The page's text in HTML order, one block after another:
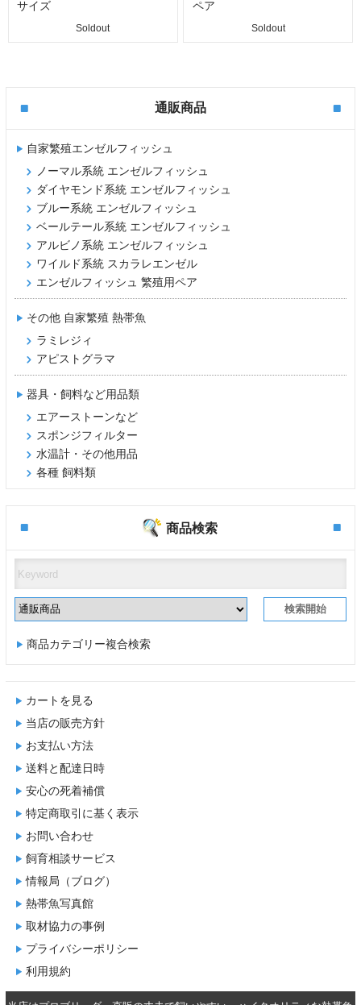
サイズ
Soldout
ペア
Soldout
通販商品
自家繁殖エンゼルフィッシュ
ノーマル系統 エンゼルフィッシュ
ダイヤモンド系統 エンゼルフィッシュ
ブルー系統 エンゼルフィッシュ
ベールテール系統 エンゼルフィッシュ
アルビノ系統 エンゼルフィッシュ
ワイルド系統 スカラレエンゼル
エンゼルフィッシュ 繁殖用ペア
その他 自家繁殖 熱帯魚
ラミレジィ
アピストグラマ
器具・飼料など用品類
エアーストーンなど
スポンジフィルター
水温計・その他用品
各種 飼料類
商品検索
商品カテゴリー複合検索
カートを見る
当店の販売方針
お支払い方法
送料と配達日時
安心の死着補償
特定商取引に基く表示
お問い合わせ
飼育相談サービス
情報局（ブログ）
熱帯魚写真館
取材協力の事例
プライバシーポリシー
利用規約